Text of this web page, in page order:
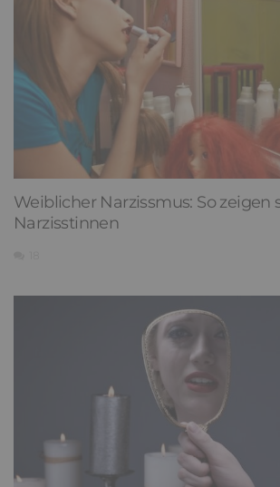
Weiblicher Narzissmus: So zeigen
Narzisstinnen